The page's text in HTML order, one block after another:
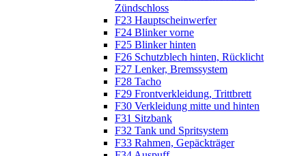
Zündschloss
F23 Hauptscheinwerfer
F24 Blinker vorne
F25 Blinker hinten
F26 Schutzblech hinten, Rücklicht
F27 Lenker, Bremssystem
F28 Tacho
F29 Frontverkleidung, Trittbrett
F30 Verkleidung mitte und hinten
F31 Sitzbank
F32 Tank und Spritsystem
F33 Rahmen, Gepäckträger